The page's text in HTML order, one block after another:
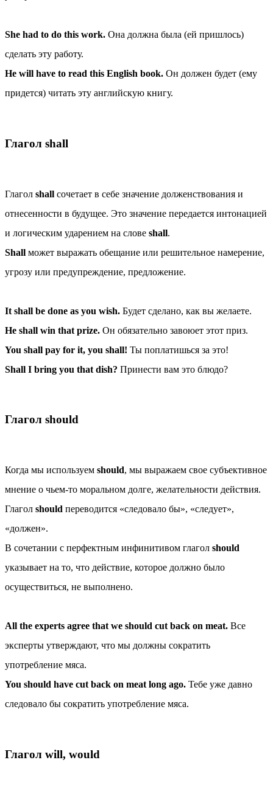
She had to do this work. Она должна была (ей пришлось)
сделать эту работу.
He will have to read this English book. Он должен будет (ему
придется) читать эту английскую книгу.
Глагол shall
Глагол shall сочетает в себе значение долженствования и
отнесенности в будущее. Это значение передается интонацией
и логическим ударением на слове shall.
Shall может выражать обещание или решительное намерение,
угрозу или предупреждение, предложение.
It shall be done as you wish. Будет сделано, как вы желаете.
He shall win that prize. Он обязательно завоюет этот приз.
You shall pay for it, you shall! Ты поплатишься за это!
Shall I bring you that dish? Принести вам это блюдо?
Глагол should
Когда мы используем should, мы выражаем свое субъективное
мнение о чьем-то моральном долге, желательности действия.
Глагол should переводится «следовало бы», «следует»,
«должен».
В сочетании с перфектным инфинитивом глагол should
указывает на то, что действие, которое должно было
осуществиться, не выполнено.
All the experts agree that we should cut back on meat. Все
эксперты утверждают, что мы должны сократить
употребление мяса.
You should have cut back on meat long ago. Тебе уже давно
следовало бы сократить употребление мяса.
Глагол will, would